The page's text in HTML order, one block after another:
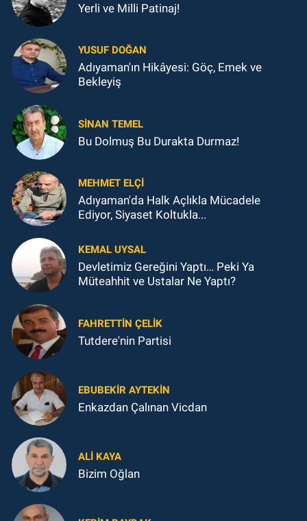
Yerli ve Milli Patinaj!
YUSUF DOĞAN
Adıyaman'ın Hikâyesi: Göç, Emek ve
Bekleyiş
SINAN TEMEL
Bu Dolmuş Bu Durakta Durmaz!
MEHMET ELÇI
Adıyaman'da Halk Açlıkla Mücadele
Ediyor, Siyaset Koltukla...
KEMAL UYSAL
Devletimiz Gereğini Yaptı… Peki Ya
Müteahhit ve Ustalar Ne Yaptı?
FAHRETTIN ÇELİK
Tutdere'nin Partisi
EBUBEKIR AYTEKIN
Enkazdan Çalınan Vicdan
ALI KAYA
Bizim Oğlan